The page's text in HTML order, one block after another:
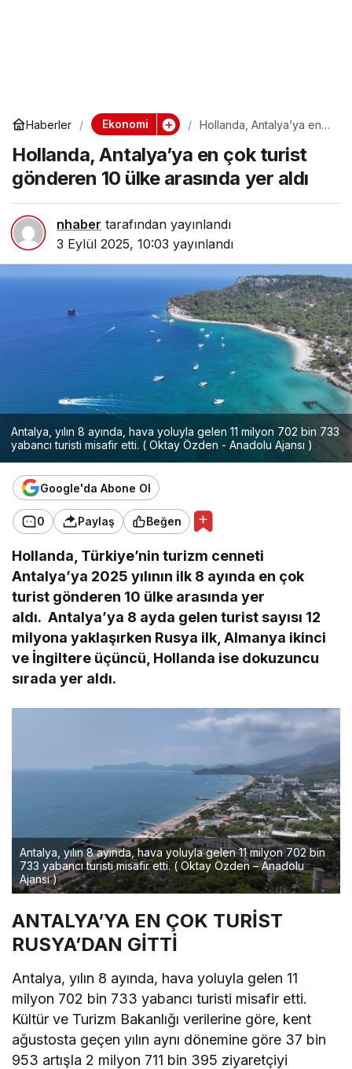
Haberler Ekonomi
Hollanda, Antalya’ya en
ülke arasında yer aldı
Hollanda, Antalya’ya en çok turist
gönderen 10 ülke arasında yer aldı
nhaber tarafından yayınlandı
3 Eylül 2025, 10:03 yayınlandı
Antalya, yılın 8 ayında, hava yoluyla gelen 11 milyon 702 bin 733
yabancı turisti misafir etti. ( Oktay Özden - Anadolu Ajansı )
Google'da Abone Ol
0 Paylaş Beğen
Hollanda, Türkiye’nin turizm cenneti
Antalya’ya 2025 yılının ilk 8 ayında en çok
turist gönderen 10 ülke arasında yer
aldı. Antalya’ya 8 ayda gelen turist sayısı 12
milyona yaklaşırken Rusya ilk, Almanya ikinci
ve İngiltere üçüncü, Hollanda ise dokuzuncu
sırada yer aldı.
Antalya, yılın 8 ayında, hava yoluyla gelen 11 milyon 702 bin
733 yabancı turisti misafir etti. ( Oktay Özden – Anadolu
Ajansı )
ANTALYA’YA EN ÇOK TURİST
RUSYA’DAN GİTTİ
Antalya, yılın 8 ayında, hava yoluyla gelen 11
milyon 702 bin 733 yabancı turisti misafir etti.
Kültür ve Turizm Bakanlığı verilerine göre, kent
ağustosta geçen yılın aynı dönemine göre 37 bin
953 artışla 2 milyon 711 bin 395 ziyaretçiyi